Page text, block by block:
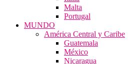
Malta
Portugal
MUNDO
América Central y Caribe
Guatemala
México
Nicaragua